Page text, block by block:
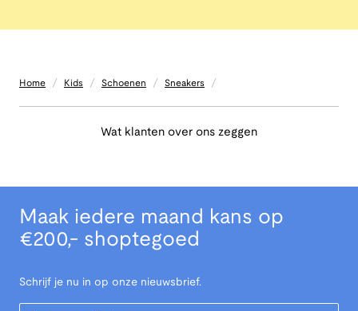
Home / Kids / Schoenen / Sneakers /
Wat klanten over ons zeggen
Maak iedere maand kans op
€200,- shoptegoed
Schrijf je nu in op onze nieuwsbrief.
Your Email